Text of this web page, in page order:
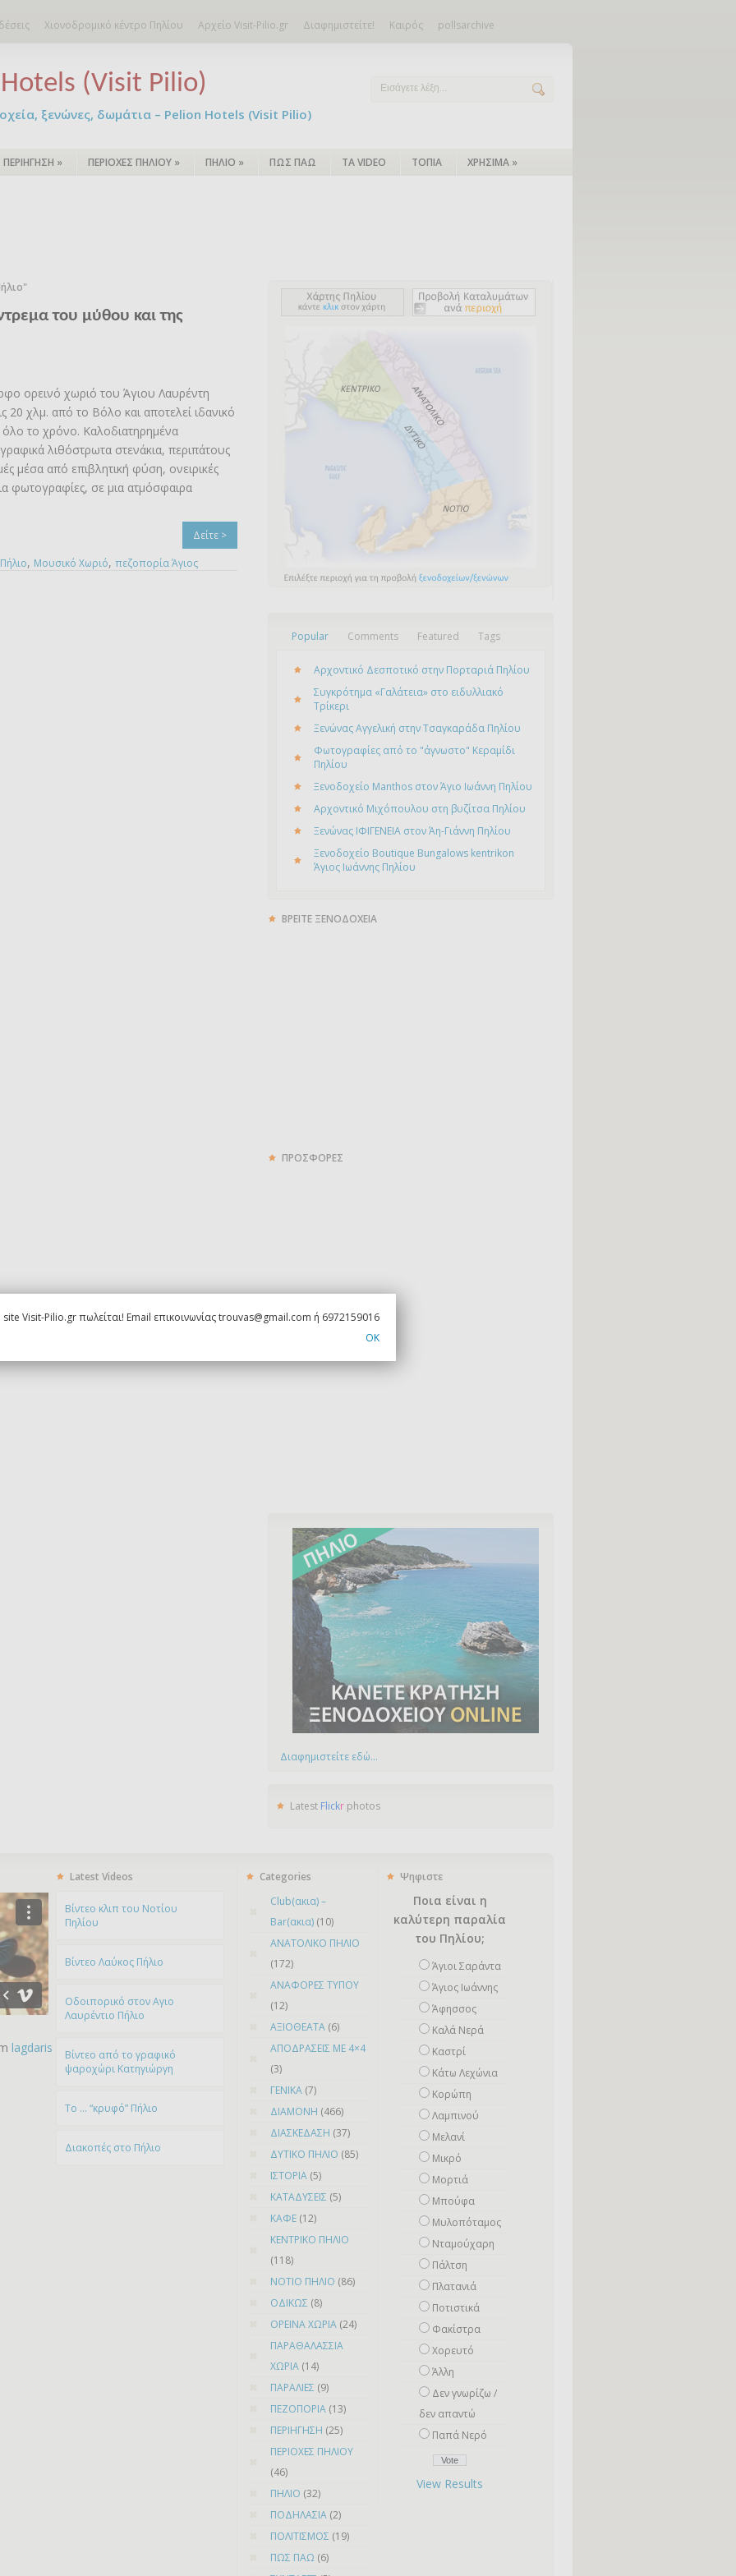
Χιονοδρομικό κέντρο Πηλίου Αρχείο Visit-Pilio.gr Διαφημιστείτε! Καιρός pollsarchive
(Visit Pilio)
ξενώνες, δωμάτια – Pelion Hotels (Visit Pilio)
ΠΕΡΙΗΓΗΣΗ » ΠΕΡΙΟΧΕΣ ΠΗΛΙΟΥ » ΠΗΛΙΟ » ΠΩΣ ΠΑΩ ΤΑ VIDEO ΤΟΠΙΑ ΧΡΗΣΙΜΑ »
του μύθου και της
ορεινό χωριό του Άγιου Λαυρέντη
20 χλμ. από το Βόλο και αποτελεί ιδανικό
το χρόνο. Καλοδιατηρημένα
λιθόστρωτα στενάκια, περιπάτους
μέσα από επιβλητική φύση, ονειρικές
φωτογραφίες, σε μια ατμόσφαιρα
Δείτε >
, Μουσικό Χωριό, πεζοπορία Άγιος
Popular Comments Featured Tags
Αρχοντικό Δεσποτικό στην Πορταριά Πηλίου
Συγκρότημα «Γαλάτεια» στο ειδυλλιακό
Τρίκερι
Ξενώνας Αγγελική στην Τσαγκαράδα Πηλίου
Φωτογραφίες από το "άγνωστο" Κεραμίδι
Πηλίου
Ξενοδοχείο Manthos στον Άγιο Ιωάννη Πηλίου
Αρχοντικό Μιχόπουλου στη βυζίτσα Πηλίου
Ξενώνας ΙΦΙΓΕΝΕΙΑ στον Άη-Γιάννη Πηλίου
Ξενοδοχείο Boutique Bungalows kentrikon
Άγιος Ιωάννης Πηλίου
ΒΡΕΙΤΕ ΞΕΝΟΔΟΧΕΙΑ
ΠΡΟΣΦΟΡΕΣ
Διαφημιστείτε εδώ...
Latest Flickr photos
lagdaris
Latest Videos
Bίντεο κλιπ του Νοτίου
Πηλίου
Βίντεο Λαύκος Πήλιο
Οδοιπορικό στον Αγιο
Λαυρέντιο Πήλιο
Βίντεο από το γραφικό
ψαροχώρι Kατηγιώργη
To … “κρυφό” Πήλιο
Διακοπές στο Πήλιο
Categories
Club(ακια) –
Bar(ακια) (10)
ΑΝΑΤΟΛΙΚΟ ΠΗΛΙΟ
(172)
ΑΝΑΦΟΡΕΣ ΤΥΠΟΥ
(12)
ΑΞΙΟΘΕΑΤΑ (6)
ΑΠΟΔΡΑΣΕΙΣ ΜΕ 4×4
(3)
ΓΕΝΙΚΑ (7)
ΔΙΑΜΟΝΗ (466)
ΔΙΑΣΚΕΔΑΣΗ (37)
ΔΥΤΙΚΟ ΠΗΛΙΟ (85)
ΙΣΤΟΡΙΑ (5)
ΚΑΤΑΔΥΣΕΙΣ (5)
ΚΑΦΕ (12)
ΚΕΝΤΡΙΚΟ ΠΗΛΙΟ
(118)
ΝΟΤΙΟ ΠΗΛΙΟ (86)
ΟΔΙΚΩΣ (8)
ΟΡΕΙΝΑ ΧΩΡΙΑ (24)
ΠΑΡΑΘΑΛΑΣΣΙΑ
ΧΩΡΙΑ (14)
ΠΑΡΑΛΙΕΣ (9)
ΠΕΖΟΠΟΡΙΑ (13)
ΠΕΡΙΗΓΗΣΗ (25)
ΠΕΡΙΟΧΕΣ ΠΗΛΙΟΥ
(46)
ΠΗΛΙΟ (32)
ΠΟΔΗΛΑΣΙΑ (2)
ΠΟΛΙΤΙΣΜΟΣ (19)
ΠΩΣ ΠΑΩ (6)
Ψηφιστε
Ποια είναι η
καλύτερη παραλία
του Πηλίου;
Άγιοι Σαράντα
Άγιος Ιωάννης
Άφησσος
Καλά Νερά
Καστρί
Κάτω Λεχώνια
Κορώπη
Λαμπινού
Μελανί
Μικρό
Mορτιά
Μπούφα
Μυλοπόταμος
Νταμούχαρη
Πάλτση
Πλατανιά
Ποτιστικά
Φακίστρα
Χορευτό
Άλλη
Δεν γνωρίζω /
δεν απαντώ
Παπά Νερό
View Results
site Visit-Pilio.gr πωλείται! Email επικοινωνίας trouvas@gmail.com ή 6972159016
OK